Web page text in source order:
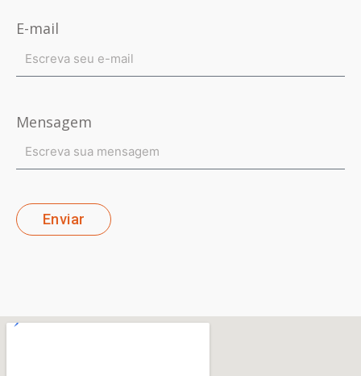
E-mail
Mensagem
Enviar